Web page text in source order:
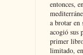
entonces,
a brotar en
acogió sus
primer
limitado,